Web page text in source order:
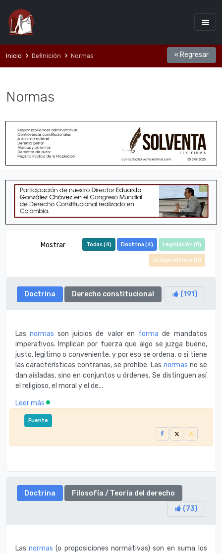
Inicio Definición Normas « Regresar
Normas
Mostrar Todas (4) Doctrina (4) Legislación (0)
Jurisprudencia (0)
Doctrina Derecho constitucional (191)
Las normas son juicios de valor en forma de mandatos
imperativos. Implican por fuerza que algo se juzga bueno,
justo, legitimo o conveniente, y por eso se ordena, o si tiene
las características contrarias, se prohíbe. Las normas no se
dan aisladas, sino en conjuntos u órdenes. Se distinguen así
el religioso, el moral y el de...
Leer más
Fuente
Doctrina
Filosofí­a / Teorí­a del derecho
(73)
Las normas (o proposiciones normativas) son en suma los